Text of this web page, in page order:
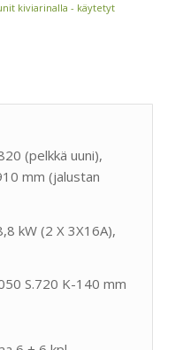
kiviarinalla - käytetyt
(pelkkä uuni),
mm (jalustan
kW (2 X 3X16A),
S.720 K-140 mm